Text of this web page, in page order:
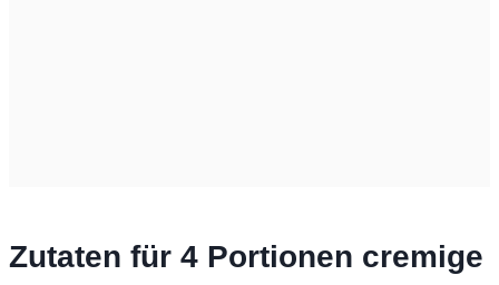
Zutaten für 4 Portionen cremige